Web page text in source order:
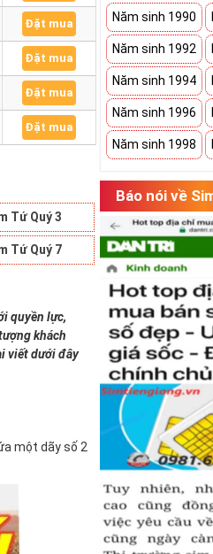
Đặt mua
Đặt mua
Đặt mua
Đặt mua
Tứ Quý 3
Tứ Quý 7
quyền lực,
khách
viết dưới đây
một dãy số 2
Năm sinh 1990
Năm sinh 1992
Năm sinh 1994
Năm sinh 1996
Năm sinh 1998
Báo nói về